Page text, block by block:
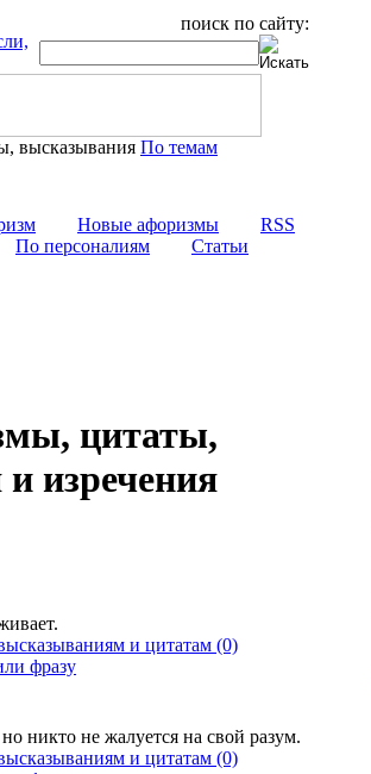
поиск по сайту:
По темам
Новые афоризмы
RSS
По персоналиям Статьи
цитаты,
изречения
(0)
никто не жалуется на свой разум.
(0)